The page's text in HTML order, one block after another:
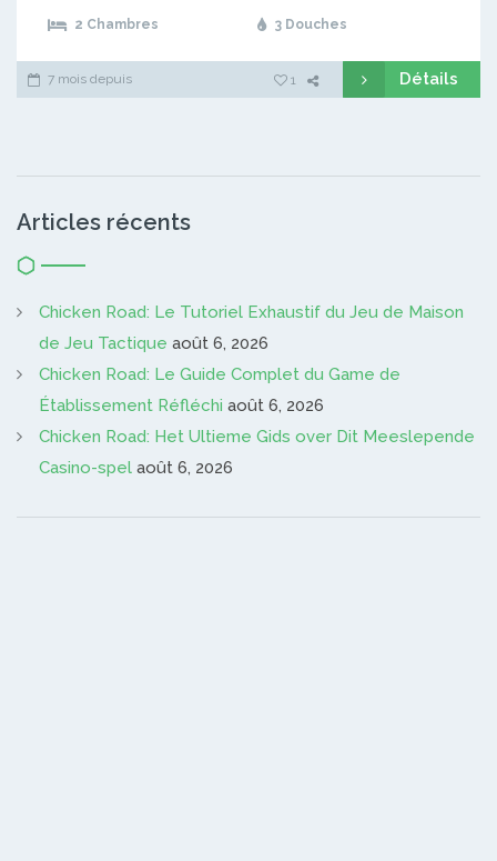
2 Chambres 3 Douches
7 mois depuis 1 Détails
Articles récents
Chicken Road: Le Tutoriel Exhaustif du Jeu de Maison
de Jeu Tactique août 6, 2026
Chicken Road: Le Guide Complet du Game de
Établissement Réfléchi août 6, 2026
Chicken Road: Het Ultieme Gids over Dit Meeslepende
Casino-spel août 6, 2026